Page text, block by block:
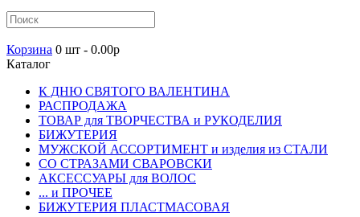
Корзина 0 шт - 0.00р
Каталог
К ДНЮ СВЯТОГО ВАЛЕНТИНА
РАСПРОДАЖА
ТОВАР для ТВОРЧЕСТВА и РУКОДЕЛИЯ
БИЖУТЕРИЯ
МУЖСКОЙ АССОРТИМЕНТ и изделия из СТАЛИ
СО СТРАЗАМИ СВАРОВСКИ
АКСЕССУАРЫ для ВОЛОС
... и ПРОЧЕЕ
БИЖУТЕРИЯ ПЛАСТМАСОВАЯ